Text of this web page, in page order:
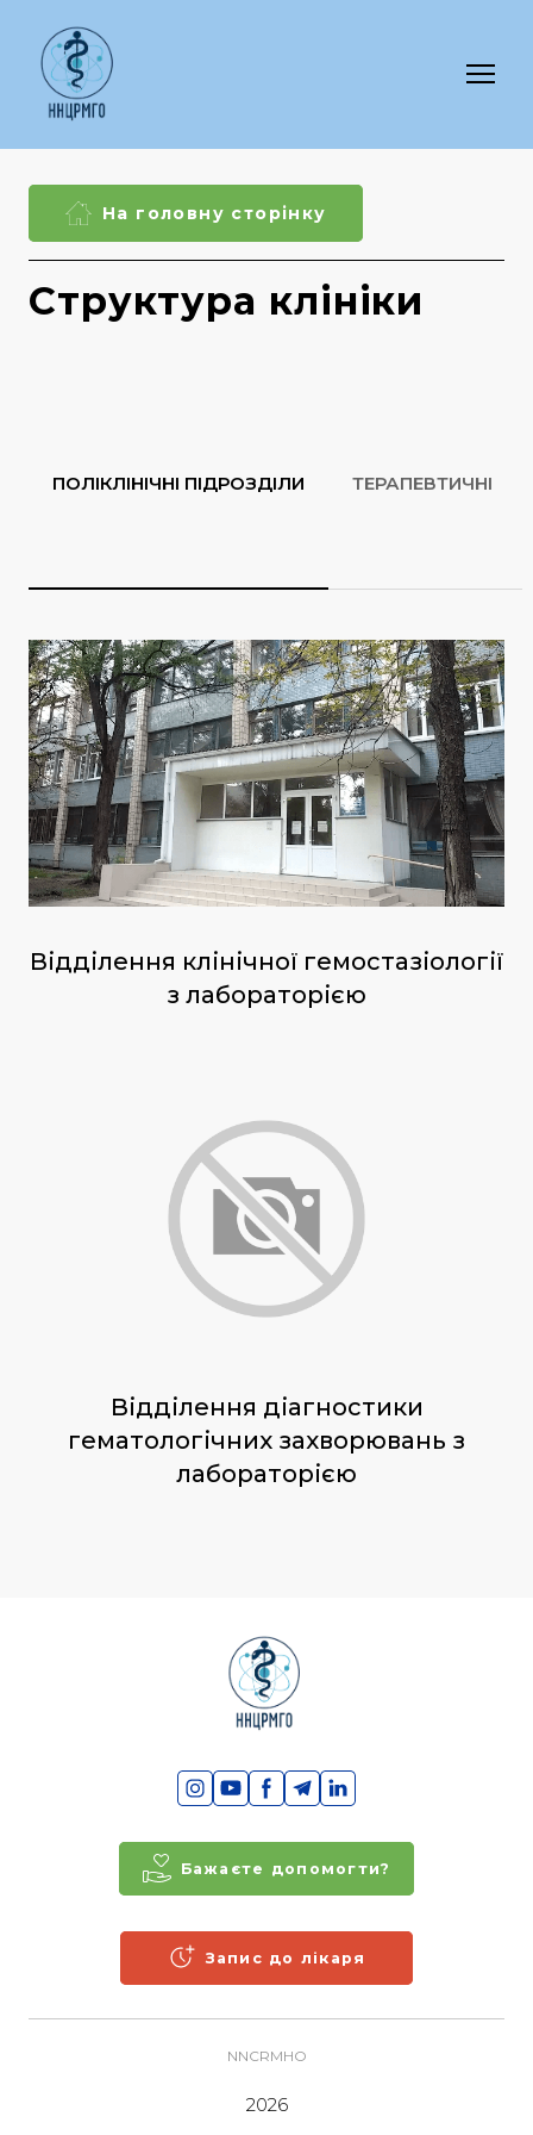
На головну сторінку
Структура клініки
ПОЛІКЛІНІЧНІ ПІДРОЗДІЛИ ТЕРАПЕВТИЧНІ
Відділення клінічної гемостазіології
з лабораторією
Відділення діагностики
гематологічних захворювань з
лабораторією
Бажаєте допомогти?
Запис до лікаря
NNCRMHO
2026